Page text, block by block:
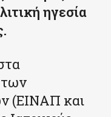
ηγεσία
των
(ΕΙΝΑΠ και